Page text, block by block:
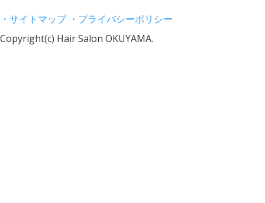
・サイトマップ ・プライバシーポリシー
Copyright(c) Hair Salon OKUYAMA.